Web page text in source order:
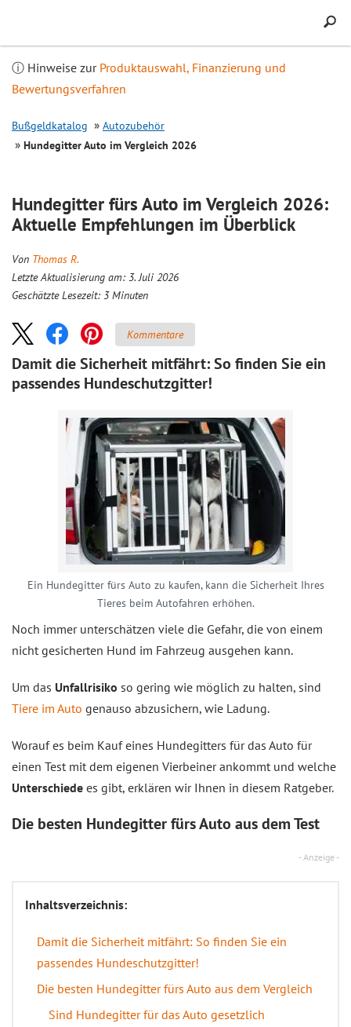
ⓘ Hinweise zur Produktauswahl, Finanzierung und
Bewertungsverfahren
Bußgeldkatalog
Autozubehör
Hundegitter Auto im Vergleich 2026
Hundegitter fürs Auto im Vergleich 2026:
Aktuelle Empfehlungen im Überblick
Von Thomas R.
Letzte Aktualisierung am: 3. Juli 2026
Geschätzte Lesezeit: 3 Minuten
Kommentare
Damit die Sicherheit mitfährt: So finden Sie ein
passendes Hundeschutzgitter!
Ein Hundegitter fürs Auto zu kaufen, kann die Sicherheit Ihres
Tieres beim Autofahren erhöhen.
Noch immer unterschätzen viele die Gefahr, die von einem
nicht gesicherten Hund im Fahrzeug ausgehen kann.
Um das Unfallrisiko so gering wie möglich zu halten, sind
Tiere im Auto genauso abzusichern, wie Ladung.
Worauf es beim Kauf eines Hundegitters für das Auto für
einen Test mit dem eigenen Vierbeiner ankommt und welche
Unterschiede es gibt, erklären wir Ihnen in diesem Ratgeber.
Die besten Hundegitter fürs Auto aus dem Test
- Anzeige -
Inhaltsverzeichnis:
Damit die Sicherheit mitfährt: So finden Sie ein
passendes Hundeschutzgitter!
Die besten Hundegitter fürs Auto aus dem Vergleich
Sind Hundegitter für das Auto gesetzlich